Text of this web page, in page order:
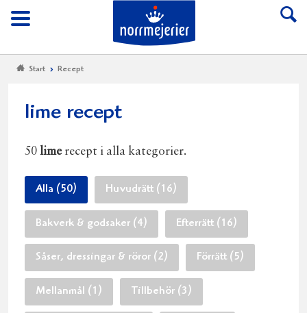
Meny
Till Norrmejerier
Start Recept
lime recept
50 limerecept i alla kategorier.
Alla (50) Huvudrätt (16)
Bakverk & godsaker (4) Efterrätt (16)
Såser, dressingar & röror (2) Förrätt (5)
Mellanmål (1) Tillbehör (3)